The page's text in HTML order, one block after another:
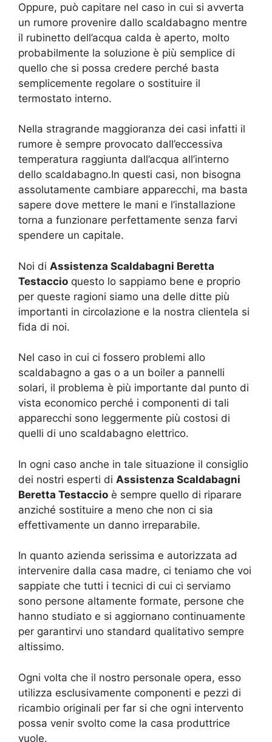
Oppure, può capitare nel caso in cui si avverta
un rumore provenire dallo scaldabagno mentre
il rubinetto dell’acqua calda è aperto, molto
probabilmente la soluzione è più semplice di
quello che si possa credere perché basta
semplicemente regolare o sostituire il
termostato interno.
Nella stragrande maggioranza dei casi infatti il
rumore è sempre provocato dall’eccessiva
temperatura raggiunta dall’acqua all’interno
dello scaldabagno.In questi casi, non bisogna
assolutamente cambiare apparecchi, ma basta
sapere dove mettere le mani e l’installazione
torna a funzionare perfettamente senza farvi
spendere un capitale.
Noi di Assistenza Scaldabagni Beretta
Testaccio questo lo sappiamo bene e proprio
per queste ragioni siamo una delle ditte più
importanti in circolazione e la nostra clientela si
fida di noi.
Nel caso in cui ci fossero problemi allo
scaldabagno a gas o a un boiler a pannelli
solari, il problema è più importante dal punto di
vista economico perché i componenti di tali
apparecchi sono leggermente più costosi di
quelli di uno scaldabagno elettrico.
In ogni caso anche in tale situazione il consiglio
dei nostri esperti di Assistenza Scaldabagni
Beretta Testaccio è sempre quello di riparare
anziché sostituire a meno che non ci sia
effettivamente un danno irreparabile.
In quanto azienda serissima e autorizzata ad
intervenire dalla casa madre, ci teniamo che voi
sappiate che tutti i tecnici di cui ci serviamo
sono persone altamente formate, persone che
hanno studiato e si aggiornano continuamente
per garantirvi uno standard qualitativo sempre
altissimo.
Ogni volta che il nostro personale opera, esso
utilizza esclusivamente componenti e pezzi di
ricambio originali per far si che ogni intervento
possa venir svolto come la casa produttrice
vuole.